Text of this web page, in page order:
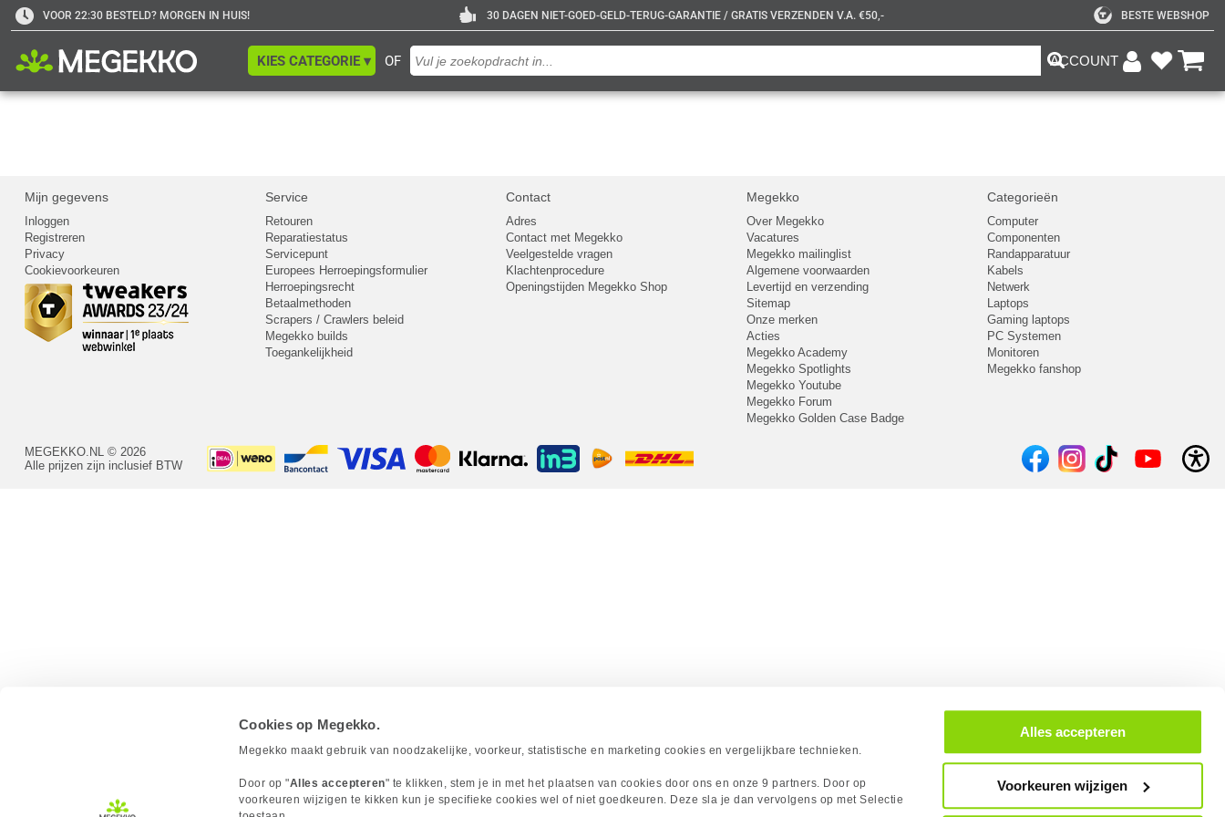
Cookies op Megekko.
Megekko maakt gebruik van noodzakelijke, voorkeur, statistische en marketing cookies en vergelijkbare technieken.
Door op "Alles accepteren" te klikken, stem je in met het plaatsen van cookies door ons en onze 9 partners. Door op
voorkeuren wijzigen te kikken kun je specifieke cookies wel of niet goedkeuren. Deze sla je dan vervolgens op met Selectie
Alles accepteren
Voorkeuren wijzigen
VOOR 22:30 BESTELD? MORGEN IN HUIS! 30 DAGEN NIET-GOED-GELD-TERUG-GARANTIE / GRATIS VERZENDEN V.A. €50,- BESTE WEBSHOP
OF
KIES CATEGORIE ▾ ACCOUNT
Mijn gegevens
Inloggen
Registreren
Privacy
Cookievoorkeuren
Service
Retouren
Reparatiestatus
Servicepunt
Europees Herroepingsformulier
Herroepingsrecht
Betaalmethoden
Scrapers / Crawlers beleid
Megekko builds
Toegankelijkheid
Contact
Adres
Contact met Megekko
Veelgestelde vragen
Klachtenprocedure
Openingstijden Megekko Shop
Megekko
Over Megekko
Vacatures
Megekko mailinglist
Algemene voorwaarden
Levertijd en verzending
Sitemap
Onze merken
Acties
Megekko Academy
Megekko Spotlights
Megekko Youtube
Megekko Forum
Megekko Golden Case Badge
Categorieën
Computer
Componenten
Randapparatuur
Kabels
Netwerk
Laptops
Gaming laptops
PC Systemen
Monitoren
Megekko fanshop
MEGEKKO.NL © 2026
Alle prijzen zijn inclusief BTW